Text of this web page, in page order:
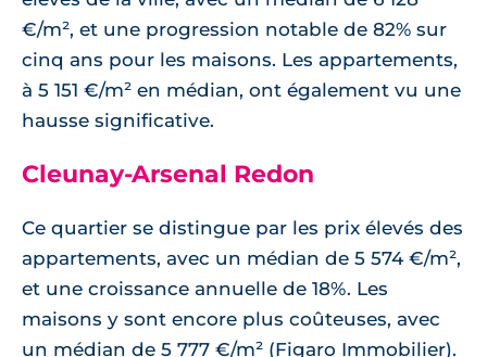
€/m², et une progression notable de 82% sur
cinq ans pour les maisons. Les appartements,
à 5 151 €/m² en médian, ont également vu une
hausse significative.
Cleunay-Arsenal Redon
Ce quartier se distingue par les prix élevés des
appartements, avec un médian de 5 574 €/m²,
et une croissance annuelle de 18%. Les
maisons y sont encore plus coûteuses, avec
un médian de 5 777 €/m² (Figaro Immobilier).